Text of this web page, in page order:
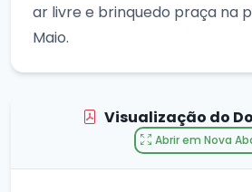
ar livre e brinquedo praça na
Maio.
Visualização do
Abrir em Nova